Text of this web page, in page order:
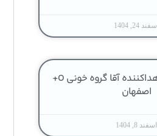
اسفند 24, 1404
آگهی عادی — اهداکننده آقا گروه خونی O+
اصفهان
اسفند 8, 1404